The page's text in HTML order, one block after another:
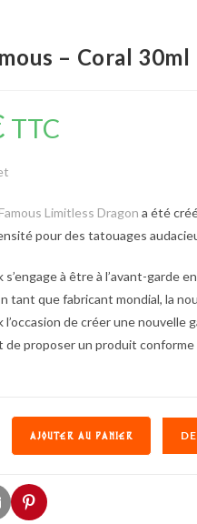
– Coral 30ml
TTC
Limitless Dragon a été
pour des tatouages
s’engage à être à l’avant-garde
tant que fabricant mondial, la
l’occasion de créer une nouvelle
proposer un produit conforme
AJOUTER AU PANIER